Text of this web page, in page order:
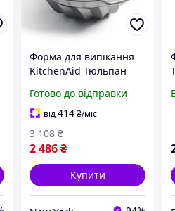
Форма для випікання
KitchenAid Тюльпан
newyork
Готово до відправки
від414₴/міс
2 486₴
3 108 ₴
Купити